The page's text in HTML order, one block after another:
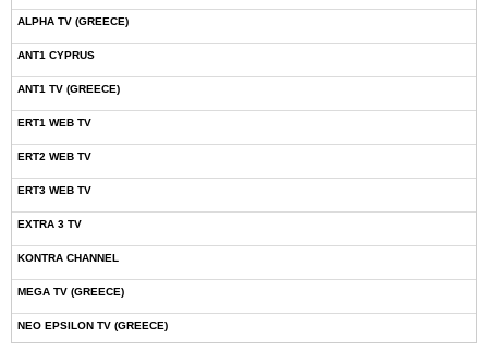
ALPHA TV (GREECE)
ANT1 CYPRUS
ANT1 TV (GREECE)
ERT1 WEB TV
ERT2 WEB TV
ERT3 WEB TV
EXTRA 3 TV
KONTRA CHANNEL
MEGA TV (GREECE)
NEO EPSILON TV (GREECE)